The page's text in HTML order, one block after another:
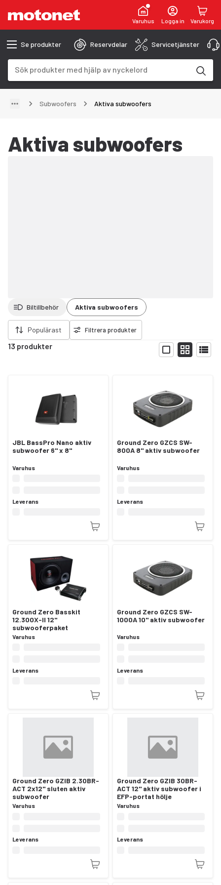
Varuhus Logga in Varukorg
Se produkter Reservdelar Servicetjänster
Subwoofers Aktiva subwoofers
Aktiva subwoofers
Biltillbehör Aktiva subwoofers
Populärast Filtrera produkter
13 produkter
Visa
filter
JBL BassPro Nano aktiv
subwoofer 6" x 8"
Varuhus
Leverans
Ground Zero GZCS SW-
800A 8" aktiv subwoofer
Varuhus
Leverans
Ground Zero Basskit
12.300X-II 12"
subwooferpaket
Varuhus
Leverans
Ground Zero GZCS SW-
1000A 10" aktiv subwoofer
Varuhus
Leverans
Ground Zero GZIB 2.30BR-
ACT 2x12" sluten aktiv
subwoofer
Varuhus
Leverans
Ground Zero GZIB 30BR-
ACT 12" aktiv subwoofer i
EFP-portat hölje
Varuhus
Leverans